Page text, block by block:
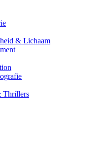
& Lichaam
Thrillers